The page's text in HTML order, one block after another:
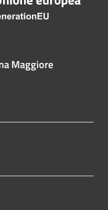
Maggiore